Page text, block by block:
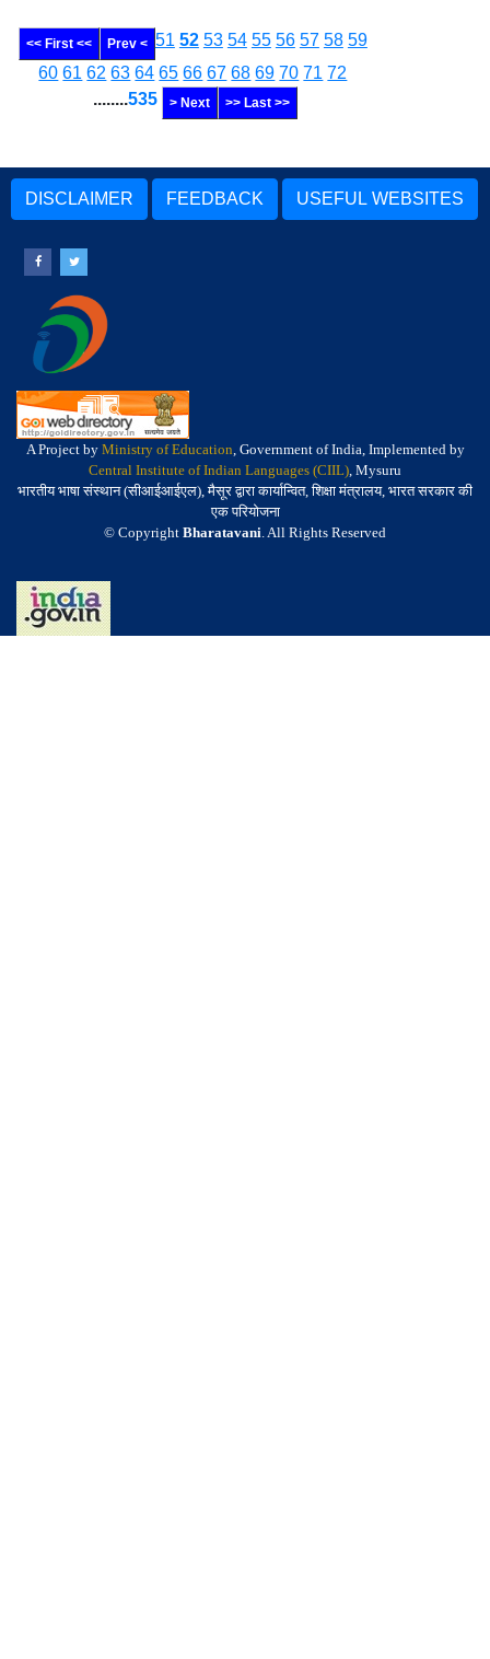
<< First << Prev < 51 52 53 54 55 56 57 58 59
60 61 62 63 64 65 66 67 68 69 70 71 72
........535 > Next >> Last >>
DISCLAIMER FEEDBACK USEFUL WEBSITES
A Project by Ministry of Education, Government of India, Implemented by
Central Institute of Indian Languages (CIIL), Mysuru
भारतीय भाषा संस्थान (सीआईआईएल), मैसूर द्वारा कार्यान्वित, शिक्षा मंत्रालय, भारत सरकार की
एक परियोजना
© Copyright Bharatavani. All Rights Reserved